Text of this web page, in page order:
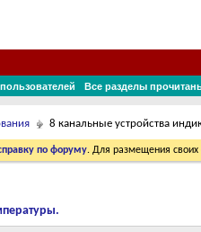
Все разделы
8 канальные устройства
по форуму. Для размещения